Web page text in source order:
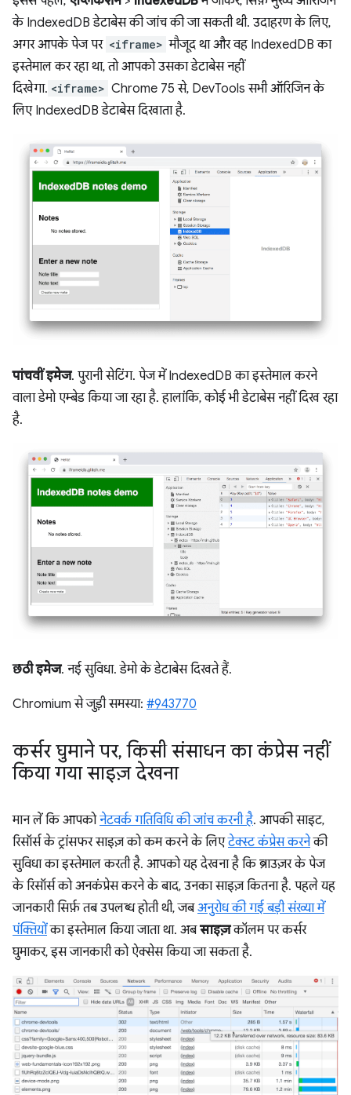
के IndexedDB डेटाबेस की जांच की जा सकती थी. उदाहरण के लिए,
अगर आपके पेज पर <iframe> मौजूद था और वह IndexedDB का
इस्तेमाल कर रहा था, तो आपको उसका डेटाबेस नहीं
दिखेगा. <iframe> Chrome 75 से, DevTools सभी ऑरिजिन के
लिए IndexedDB डेटाबेस दिखाता है.
पांचवीं इमेज. पुरानी सेटिंग. पेज में IndexedDB का इस्तेमाल करने
वाला डेमो एम्बेड किया जा रहा है. हालांकि, कोई भी डेटाबेस नहीं दिख रहा
है.
छठी इमेज. नई सुविधा. डेमो के डेटाबेस दिखते हैं.
Chromium से जुड़ी समस्या: #943770
कर्सर घुमाने पर, किसी संसाधन का कंप्रेस नहीं
किया गया साइज़ देखना
मान लें कि आपकोनेटवर्क गतिविधि की जांच करनी है. आपकी साइट,
रिसॉर्स के ट्रांसफर साइज़ को कम करने के लिएटेक्स्ट कंप्रेस करनेकी
सुविधा का इस्तेमाल करती है. आपको यह देखना है कि ब्राउज़र के पेज
के रिसॉर्स को अनकंप्रेस करने के बाद, उनका साइज़ कितना है. पहले यह
जानकारी सिर्फ़ तब उपलब्ध होती थी, जबअनुरोध की गई बड़ी संख्या में
पंक्तियोंका इस्तेमाल किया जाता था. अबसाइज़कॉलम पर कर्सर
घुमाकर, इस जानकारी को ऐक्सेस किया जा सकता है.